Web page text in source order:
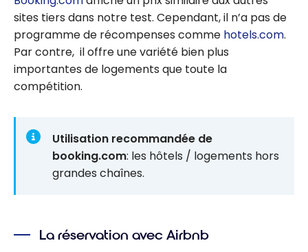
sites tiers dans notre test. Cependant, il n’a pas de
programme de récompenses comme hotels.com.
Par contre, il offre une variété bien plus
importantes de logements que toute la
compétition.
Utilisation recommandée de
booking.com: les hôtels / logements hors
grandes chaînes.
La réservation avec Airbnb